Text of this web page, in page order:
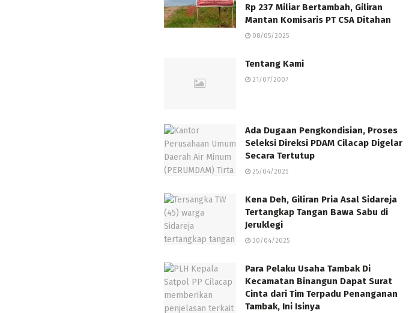
Rp 237 Miliar Bertambah, Giliran
Mantan Komisaris PT CSA Ditahan
08/05/2025
Tentang Kami
21/07/2007
Ada Dugaan Pengkondisian, Proses
Seleksi Direksi PDAM Cilacap Digelar
Secara Tertutup
25/04/2025
Kena Deh, Giliran Pria Asal Sidareja
Tertangkap Tangan Bawa Sabu di
Jeruklegi
30/04/2025
Para Pelaku Usaha Tambak Di
Kecamatan Binangun Dapat Surat
Cinta dari Tim Terpadu Penanganan
Tambak, Ini Isinya